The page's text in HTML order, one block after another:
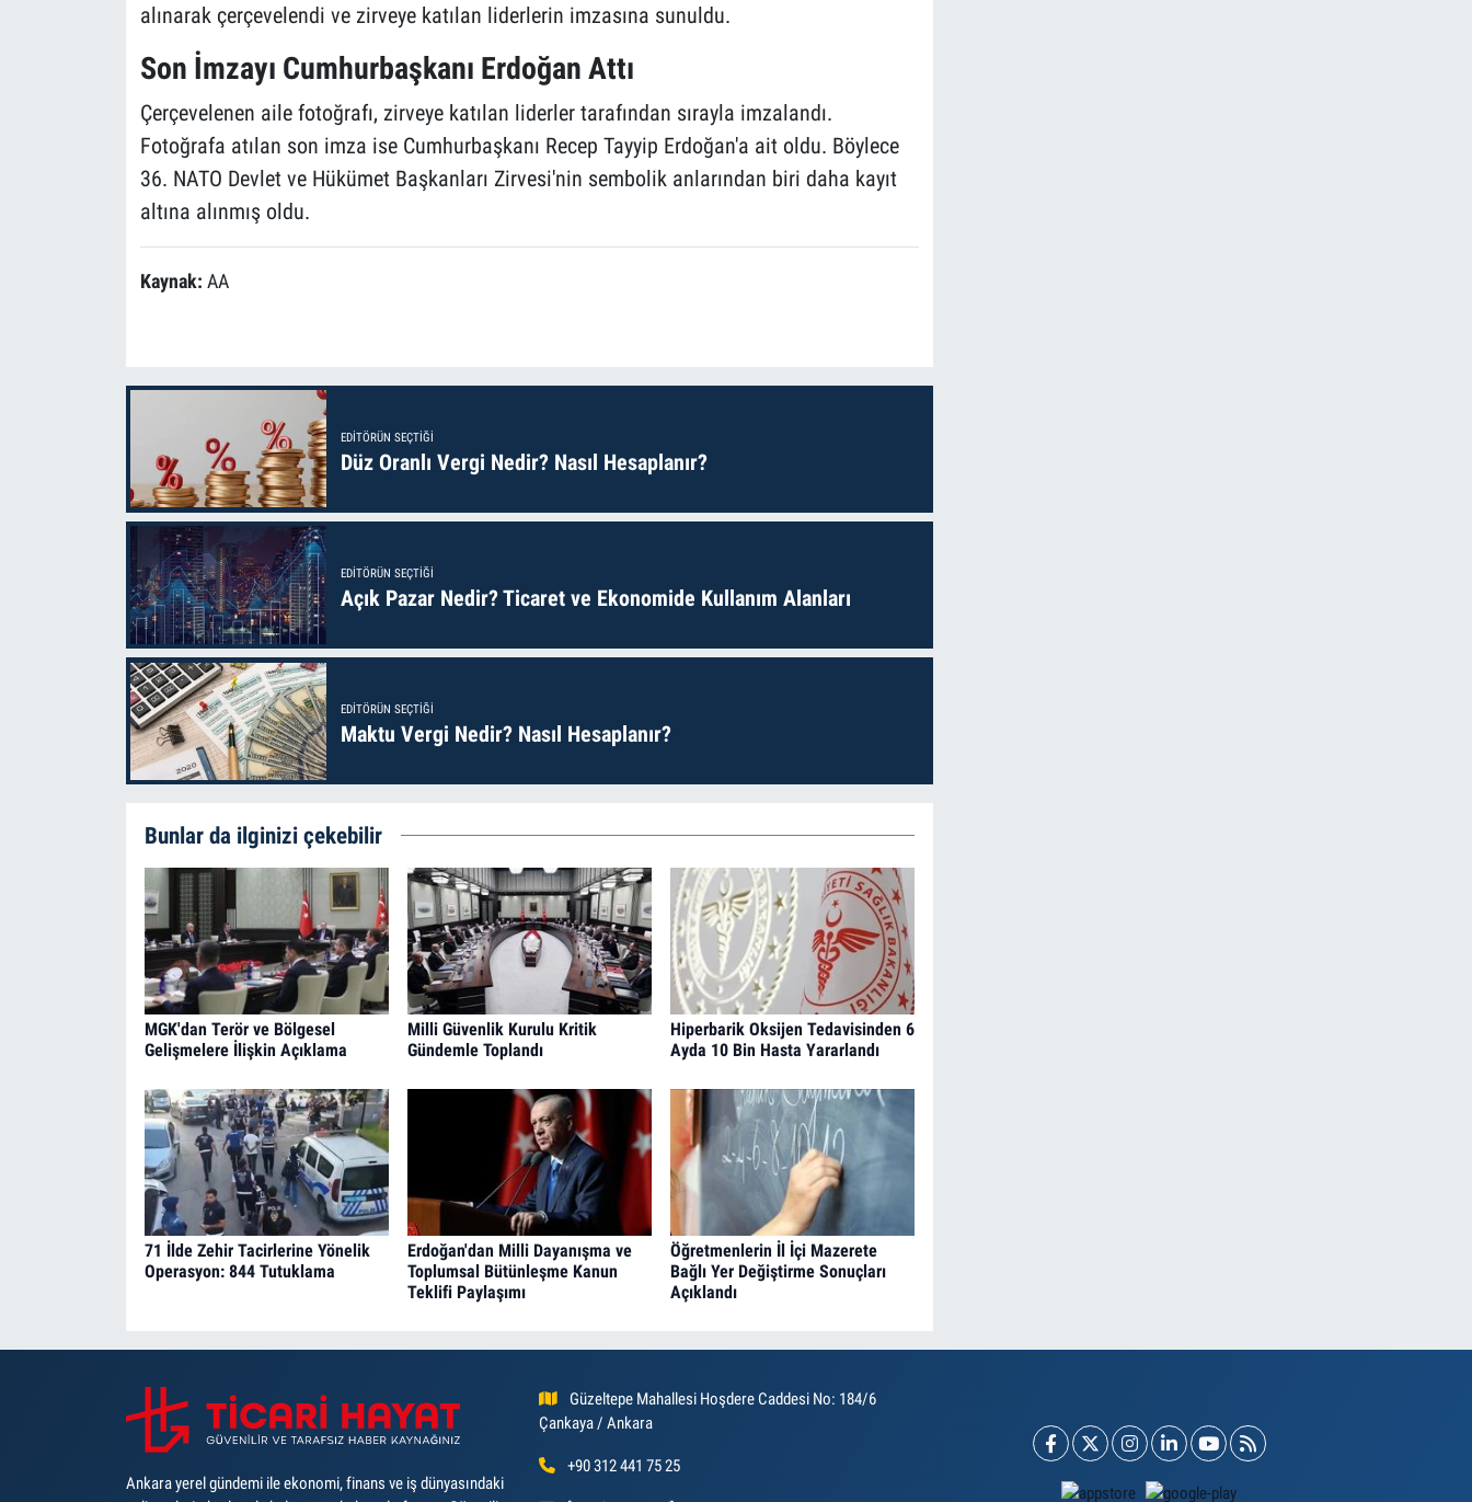
alınarak çerçevelendi ve zirveye katılan liderlerin imzasına sunuldu.
Son İmzayı Cumhurbaşkanı Erdoğan Attı
Çerçevelenen aile fotoğrafı, zirveye katılan liderler tarafından sırayla imzalandı.
Fotoğrafa atılan son imza ise Cumhurbaşkanı Recep Tayyip Erdoğan'a ait oldu. Böylece
36. NATO Devlet ve Hükümet Başkanları Zirvesi'nin sembolik anlarından biri daha kayıt
altına alınmış oldu.
Kaynak: AA
EDITÖRÜN SEÇTIĞI
Düz Oranlı Vergi Nedir? Nasıl Hesaplanır?
EDITÖRÜN SEÇTIĞI
Açık Pazar Nedir? Ticaret ve Ekonomide Kullanım Alanları
EDITÖRÜN SEÇTIĞI
Maktu Vergi Nedir? Nasıl Hesaplanır?
Bunlar da ilginizi çekebilir
MGK'dan Terör ve Bölgesel
Gelişmelere İlişkin Açıklama
Milli Güvenlik Kurulu Kritik
Gündemle Toplandı
Hiperbarik Oksijen Tedavisinden 6
Ayda 10 Bin Hasta Yararlandı
71 İlde Zehir Tacirlerine Yönelik
Operasyon: 844 Tutuklama
Erdoğan'dan Milli Dayanışma ve
Toplumsal Bütünleşme Kanun
Teklifi Paylaşımı
Öğretmenlerin İl İçi Mazerete
Bağlı Yer Değiştirme Sonuçları
Açıklandı
Ankara yerel gündemi ile ekonomi, finans ve iş dünyasındaki
Güzeltepe Mahallesi Hoşdere Caddesi No: 184/6
Çankaya / Ankara
+90 312 441 75 25